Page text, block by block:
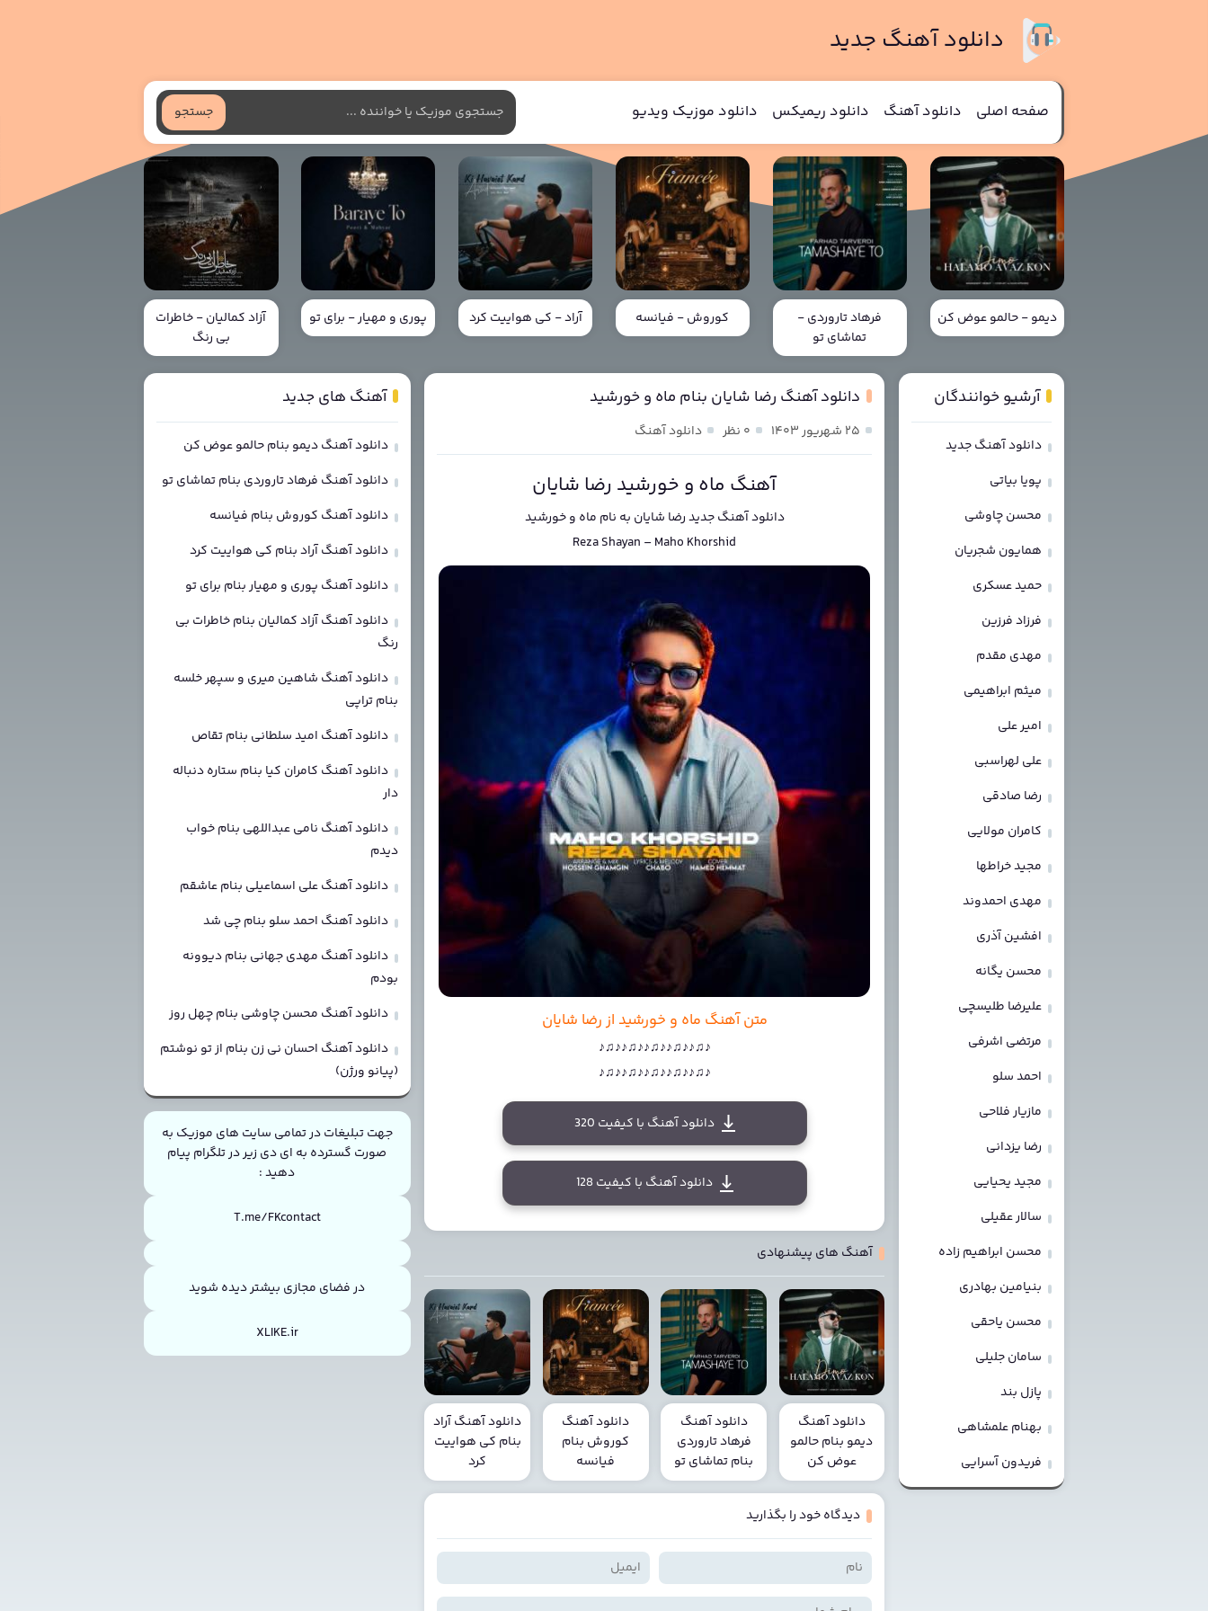
دانلود آهنگ جدید
صفحه اصلی دانلود آهنگ دانلود ریمیکس دانلود موزیک ویدیو جستجو
دیمو - حالمو عوض کن
فرهاد تاروردی -
تماشای تو
کوروش - فیانسه آراد - کی هواییت کرد پوری و مهیار - برای تو
آزاد کمالیان - خاطرات
بی رنگ
دانلود آهنگ رضا شایان بنام ماه و خورشید
۲۵ شهریور ۱۴۰۳ ۰ نظر دانلود آهنگ
آهنگ ماه و خورشید رضا شایان
دانلود آهنگ جدیدرضا شایان به نام ماه و خورشید
Reza Shayan –Maho Khorshid
متن آهنگ ماه و خورشید از رضا شایان
♪♫♪♪♫♪♪♫♪♪♫♪♪♫♪
♪♫♪♪♫♪♪♫♪♪♫♪♪♫♪
دانلود آهنگ با کیفیت 320
دانلود آهنگ با کیفیت 128
آهنگ های پیشنهادی
دانلود آهنگ
دیمو بنام حالمو
عوض کن
دانلود آهنگ
فرهاد تاروردی
بنام تماشای تو
دانلود آهنگ
کوروش بنام
فیانسه
دانلود آهنگ آراد
بنام کی هواییت
کرد
دیدگاه خود را بگذارید
آرشیو خوانندگان
دانلود آهنگ جدید
پویا بیاتی
محسن چاوشی
همایون شجریان
حمید عسکری
فرزاد فرزین
مهدی مقدم
میثم ابراهیمی
امیر علی
علی لهراسبی
رضا صادقی
کامران مولایی
مجید خراطها
مهدی احمدوند
افشین آذری
محسن یگانه
علیرضا طلیسچی
مرتضی اشرفی
احمد سلو
مازیار فلاحی
رضا یزدانی
مجید یحیایی
سالار عقیلی
محسن ابراهیم زاده
بنیامین بهادری
محسن یاحقی
سامان جلیلی
پازل بند
بهنام علمشاهی
فریدون آسرایی
آهنگ های جدید
دانلود آهنگ دیمو بنام حالمو عوض کن
دانلود آهنگ فرهاد تاروردی بنام تماشای تو
دانلود آهنگ کوروش بنام فیانسه
دانلود آهنگ آراد بنام کی هواییت کرد
دانلود آهنگ پوری و مهیار بنام برای تو
دانلود آهنگ آزاد کمالیان بنام خاطرات بی
رنگ
دانلود آهنگ شاهین میری و سپهر خلسه
بنام تراپی
دانلود آهنگ امید سلطانی بنام تقاص
دانلود آهنگ کامران کیا بنام ستاره دنباله
دار
دانلود آهنگ نامی عبداللهی بنام خواب
دیدم
دانلود آهنگ علی اسماعیلی بنام عاشقم
دانلود آهنگ احمد سلو بنام چی شد
دانلود آهنگ مهدی جهانی بنام دیوونه
بودم
دانلود آهنگ محسن چاوشی بنام چهل روز
دانلود آهنگ احسان نی زن بنام از تو نوشتم
(پیانو ورژن)
جهت تبلیغات در تمامی سایت های موزیک به
صورت گسترده به ای دی زیر در تلگرام پیام
دهید :
T.me/FKcontact
در فضای مجازی بیشتر دیده شوید
XLIKE.ir